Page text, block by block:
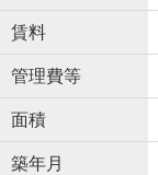
賃料
管理費等
面積
築年月